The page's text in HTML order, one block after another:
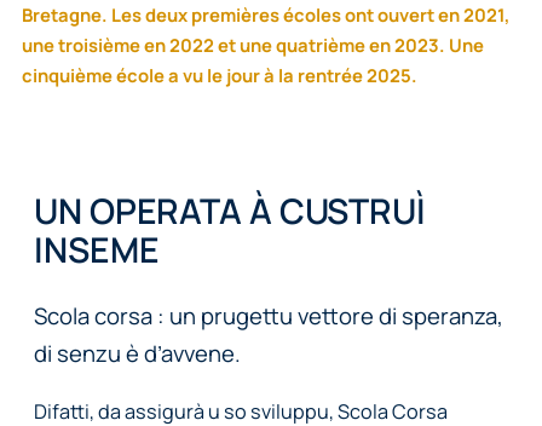
Bretagne. Les deux premières écoles ont ouvert en 2021,
une troisième en 2022 et une quatrième en 2023. Une
cinquième école a vu le jour à la rentrée 2025.
UN OPERATA À CUSTRUÌ
INSEME
Scola corsa : un prugettu vettore di speranza,
di senzu è d’avvene.
Difatti, da assigurà u so sviluppu, Scola Corsa